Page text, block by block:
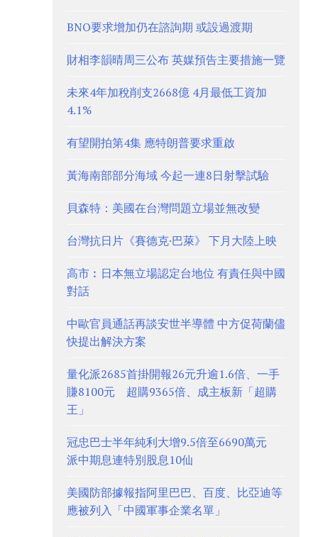
BNO要求增加仍在諮詢期 或設過渡期
財相李韻晴周三公布 英媒預告主要措施一覽
未來4年加稅削支2668億 4月最低工資加
4.1%
有望開拍第4集 應特朗普要求重啟
黃海南部部分海域 今起一連8日射擊試驗
貝森特：美國在台灣問題立場並無改變
台灣抗日片《賽德克·巴萊》 下月大陸上映
高市︰日本無立場認定台地位 有責任與中國
對話
中歐官員通話再談安世半導體 中方促荷蘭儘
快提出解決方案
量化派2685首掛開報26元升逾1.6倍、一手
賺8100元 超購9365倍、成主板新「超購
王」
冠忠巴士半年純利大增9.5倍至6690萬元
派中期息連特別股息10仙
美國防部據報指阿里巴巴、百度、比亞迪等
應被列入「中國軍事企業名單」